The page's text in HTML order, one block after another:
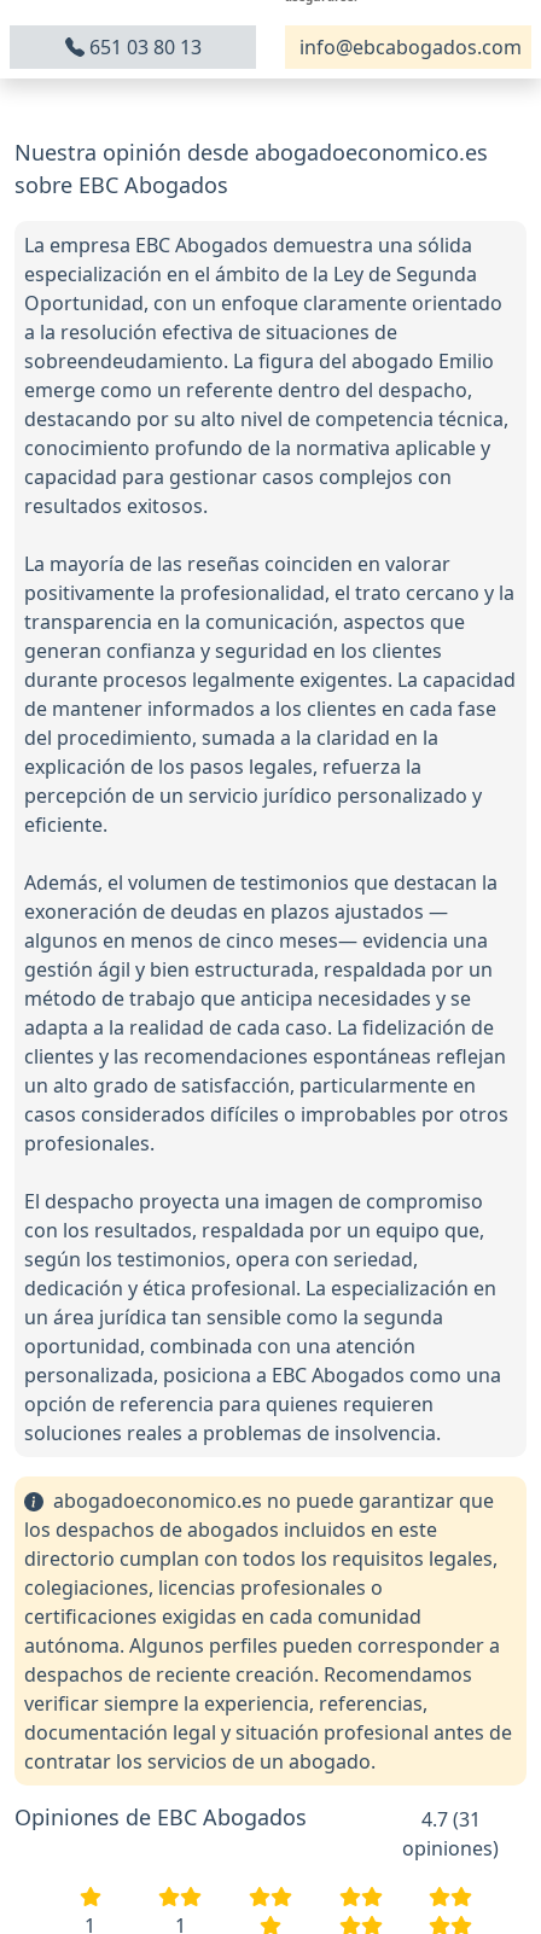
651 03 80 13 info@ebcabogados.com
Nuestra opinión desde abogadoeconomico.es
sobre EBC Abogados
La empresa EBC Abogados demuestra una sólida
especialización en el ámbito de la Ley de Segunda
Oportunidad, con un enfoque claramente orientado
a la resolución efectiva de situaciones de
sobreendeudamiento. La figura del abogado Emilio
emerge como un referente dentro del despacho,
destacando por su alto nivel de competencia técnica,
conocimiento profundo de la normativa aplicable y
capacidad para gestionar casos complejos con
resultados exitosos.
La mayoría de las reseñas coinciden en valorar
positivamente la profesionalidad, el trato cercano y la
transparencia en la comunicación, aspectos que
generan confianza y seguridad en los clientes
durante procesos legalmente exigentes. La capacidad
de mantener informados a los clientes en cada fase
del procedimiento, sumada a la claridad en la
explicación de los pasos legales, refuerza la
percepción de un servicio jurídico personalizado y
eficiente.
Además, el volumen de testimonios que destacan la
exoneración de deudas en plazos ajustados —
algunos en menos de cinco meses— evidencia una
gestión ágil y bien estructurada, respaldada por un
método de trabajo que anticipa necesidades y se
adapta a la realidad de cada caso. La fidelización de
clientes y las recomendaciones espontáneas reflejan
un alto grado de satisfacción, particularmente en
casos considerados difíciles o improbables por otros
profesionales.
El despacho proyecta una imagen de compromiso
con los resultados, respaldada por un equipo que,
según los testimonios, opera con seriedad,
dedicación y ética profesional. La especialización en
un área jurídica tan sensible como la segunda
oportunidad, combinada con una atención
personalizada, posiciona a EBC Abogados como una
opción de referencia para quienes requieren
soluciones reales a problemas de insolvencia.
abogadoeconomico.es no puede garantizar que
los despachos de abogados incluidos en este
directorio cumplan con todos los requisitos legales,
colegiaciones, licencias profesionales o
certificaciones exigidas en cada comunidad
autónoma. Algunos perfiles pueden corresponder a
despachos de reciente creación. Recomendamos
verificar siempre la experiencia, referencias,
documentación legal y situación profesional antes de
contratar los servicios de un abogado.
Opiniones de EBC Abogados
4.7 (31
opiniones)
1 1